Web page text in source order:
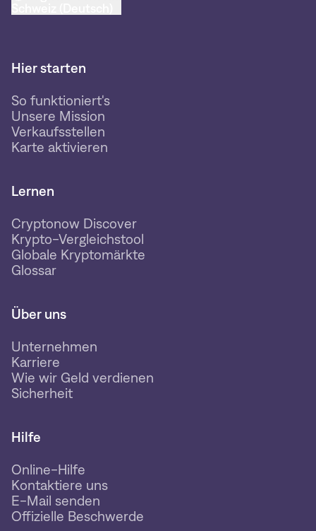
Hier starten
So funktioniert's
Unsere Mission
Verkaufsstellen
Karte aktivieren
Lernen
Cryptonow Discover
Krypto-Vergleichstool
Globale Kryptomärkte
Glossar
Über uns
Unternehmen
Karriere
Wie wir Geld verdienen
Sicherheit
Hilfe
Online-Hilfe
Kontaktiere uns
E-Mail senden
Offizielle Beschwerde